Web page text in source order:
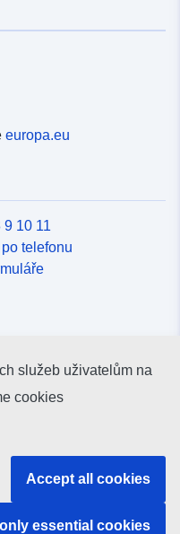
europa.eu
9 10 11
po telefonu
EU vsociálních médiích
služeb uživatelům na
cookies
Accept all cookies
essential cookies